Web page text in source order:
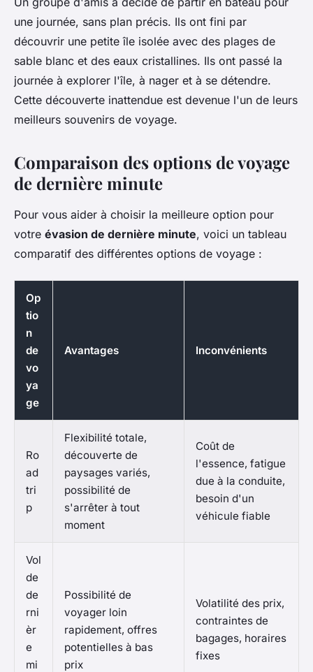
une journée, sans plan précis. Ils ont fini par
découvrir une petite île isolée avec des plages de
sable blanc et des eaux cristallines. Ils ont passé la
journée à explorer l'île, à nager et à se détendre.
Cette découverte inattendue est devenue l'un de leurs
meilleurs souvenirs de voyage.
Comparaison des options de voyage
de dernière minute
Pour vous aider à choisir la meilleure option pour
votre évasion de dernière minute, voici un tableau
comparatif des différentes options de voyage :
Op
tio
n
de
vo
ya
ge
Avantages Inconvénients
Ro
ad
tri
p
Flexibilité totale,
découverte de
paysages variés,
possibilité de
s'arrêter à tout
moment
Coût de
l'essence, fatigue
due à la conduite,
besoin d'un
véhicule fiable
Vol
de
de
rni
èr
e
mi
Possibilité de
voyager loin
rapidement, offres
potentielles à bas
prix
Volatilité des prix,
contraintes de
bagages, horaires
fixes